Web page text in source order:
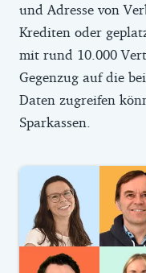
und Adresse von
Krediten oder
mit rund 10.000
Gegenzug auf die
Daten zugreifen
Sparkassen.